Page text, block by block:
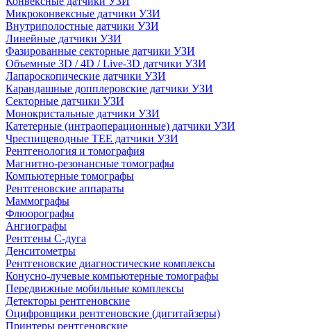
Микроконвексные датчики УЗИ
Внутриполостные датчики УЗИ
Линейные датчики УЗИ
Фазированные секторные датчики УЗИ
Объемные 3D / 4D / Live-3D датчики УЗИ
Лапароскопические датчики УЗИ
Карандашные допплеровские датчики УЗИ
Секторные датчики УЗИ
Монокристальные датчики УЗИ
Катетерные (интраоперационные) датчики УЗИ
Чреспищеводные TEE датчики УЗИ
Рентгенология и томография
Магнитно-резонансные томографы
Компьютерные томографы
Рентгеновские аппараты
Маммографы
Флюорографы
Ангиографы
Рентгены С-дуга
Денситометры
Рентгеновские диагностические комплексы
Конусно-лучевые компьютерные томографы
Передвижные мобильные комплексы
Детекторы рентгеновские
Оцифровщики рентгеновские (дигитайзеры)
Принтеры рентгеновские